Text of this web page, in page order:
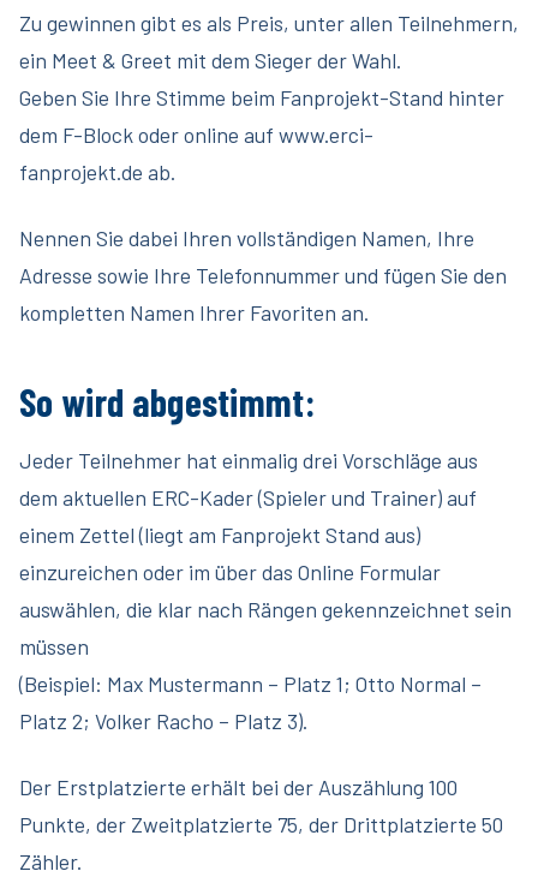
Zu gewinnen gibt es als Preis, unter allen Teilnehmern,
ein Meet & Greet mit dem Sieger der Wahl.
Geben Sie Ihre Stimme beim Fanprojekt-Stand hinter
dem F-Block oder online auf www.erci-
fanprojekt.de ab.
Nennen Sie dabei Ihren vollständigen Namen, Ihre
Adresse sowie Ihre Telefonnummer und fügen Sie den
kompletten Namen Ihrer Favoriten an.
So wird abgestimmt:
Jeder Teilnehmer hat einmalig drei Vorschläge aus
dem aktuellen ERC-Kader (Spieler und Trainer) auf
einem Zettel (liegt am Fanprojekt Stand aus)
einzureichen oder im über das Online Formular
auswählen, die klar nach Rängen gekennzeichnet sein
müssen
(Beispiel: Max Mustermann – Platz 1; Otto Normal –
Platz 2; Volker Racho – Platz 3).
Der Erstplatzierte erhält bei der Auszählung 100
Punkte, der Zweitplatzierte 75, der Drittplatzierte 50
Zähler.